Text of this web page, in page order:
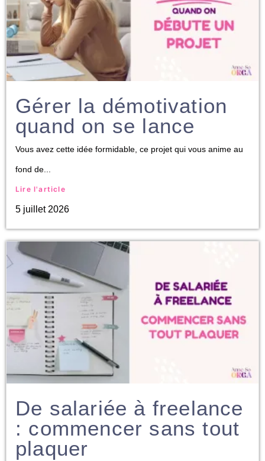
Gérer la démotivation
quand on se lance
Vous avez cette idée formidable, ce projet qui vous anime au
fond de...
Lire l'article
5 juillet 2026
De salariée à freelance
: commencer sans tout
plaquer